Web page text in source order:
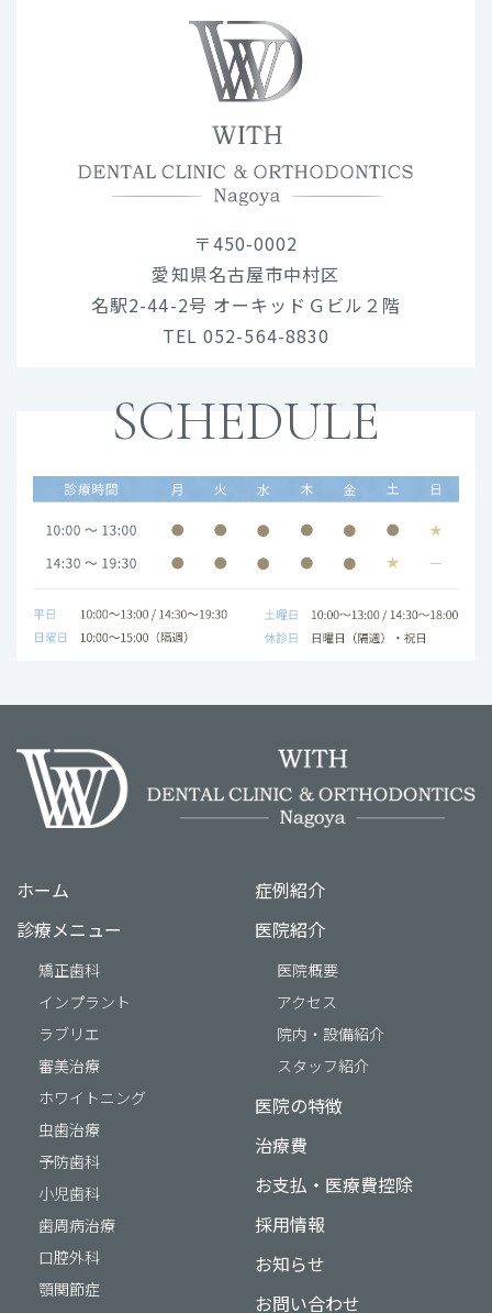
〒450-0002
愛知県名古屋市中村区
名駅2-44-2号 オーキッドＧビル２階
TEL 052-564-8830
SCHEDULE
ホーム
診療メニュー
矯正歯科
インプラント
ラブリエ
審美治療
ホワイトニング
虫歯治療
予防歯科
小児歯科
歯周病治療
口腔外科
顎関節症
症例紹介
医院紹介
医院概要
アクセス
院内・設備紹介
スタッフ紹介
医院の特徴
治療費
お支払・医療費控除
採用情報
お知らせ
お問い合わせ